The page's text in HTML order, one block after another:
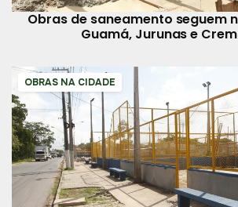
Obras de saneamento seguem
Guamá, Jurunas e
OBRAS NA CIDADE